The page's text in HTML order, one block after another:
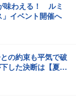
味わえる！ ルミ
イベント開催へ
の約束も平気で破
した決断は【夏休